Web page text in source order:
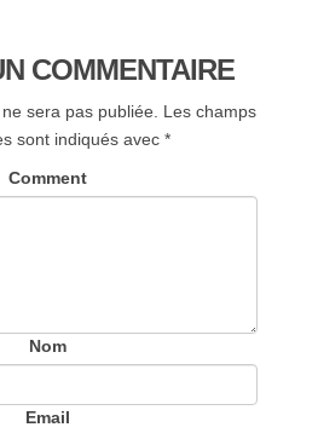
COMMENTAIRE
sera pas publiée.
Les champs
sont indiqués avec *
Comment
Nom
Email